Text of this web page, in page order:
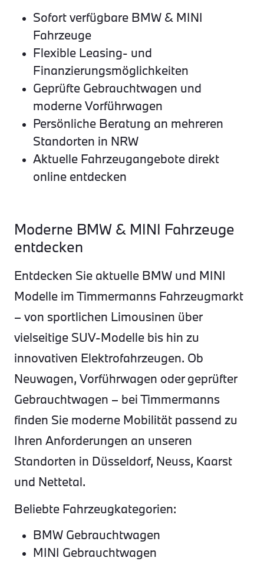
Sofort verfügbare BMW & MINI
Fahrzeuge
Flexible Leasing- und
Finanzierungsmöglichkeiten
Geprüfte Gebrauchtwagen und
moderne Vorführwagen
Persönliche Beratung an mehreren
Standorten in NRW
Aktuelle Fahrzeugangebote direkt
online entdecken
Moderne BMW & MINI Fahrzeuge
entdecken
Entdecken Sie aktuelle BMW und MINI
Modelle im Timmermanns Fahrzeugmarkt
– von sportlichen Limousinen über
vielseitige SUV-Modelle bis hin zu
innovativen Elektrofahrzeugen. Ob
Neuwagen, Vorführwagen oder geprüfter
Gebrauchtwagen – bei Timmermanns
finden Sie moderne Mobilität passend zu
Ihren Anforderungen an unseren
Standorten in Düsseldorf, Neuss, Kaarst
und Nettetal.
Beliebte Fahrzeugkategorien:
BMW Gebrauchtwagen
MINI Gebrauchtwagen